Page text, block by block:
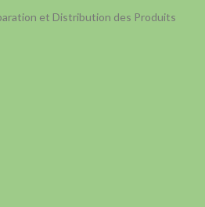
et Distribution des Produits